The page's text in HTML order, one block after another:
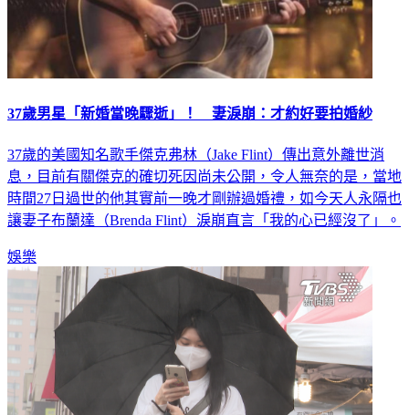
37歲男星「新婚當晚驟逝」！ 妻淚崩：才約好要拍婚紗
37歲的美國知名歌手傑克弗林（Jake Flint）傳出意外離世消
息，目前有關傑克的確切死因尚未公開，令人無奈的是，當地
時間27日過世的他其實前一晚才剛辦過婚禮，如今天人永隔也
讓妻子布蘭達（Brenda Flint）淚崩直言「我的心已經沒了」。
娛樂